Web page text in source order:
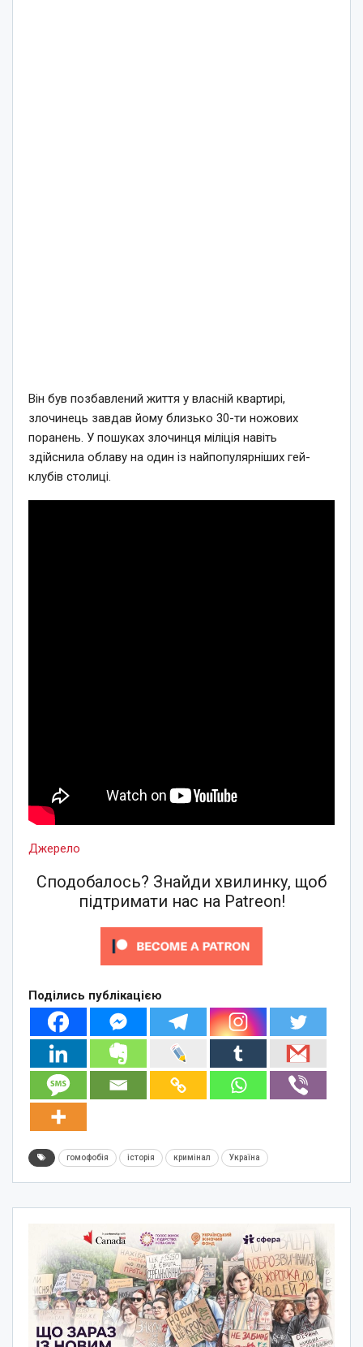
Він був позбавлений життя у власній квартирі,
злочинець завдав йому близько 30-ти ножових
поранень. У пошуках злочинця міліція навіть
здійснила облаву на один із найпопулярніших гей-
клубів столиці.
Джерело
Сподобалось? Знайди хвилинку, щоб
підтримати нас на Patreon!
Поділись публікацією
гомофобія історія кримінал Україна